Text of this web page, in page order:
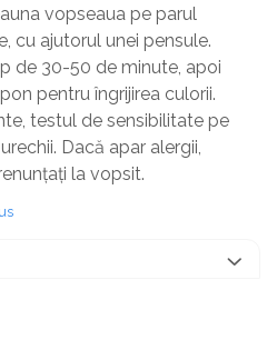
vopseaua pe parul
cu ajutorul unei pensule.
de 30-50 de minute, apoi
pentru îngrijirea culorii.
testul de sensibilitate pe
Dacă apar alergii,
la vopsit.